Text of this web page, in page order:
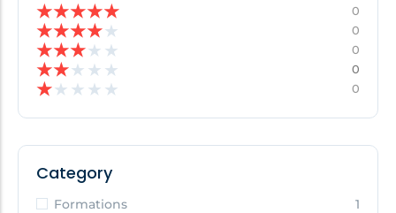
★★★★★ 0
★★★★★ 0
★★★★ ★ 0
★★★ ★ ★ 0
★★ ★ ★ ★ 0
Category
Formations 1